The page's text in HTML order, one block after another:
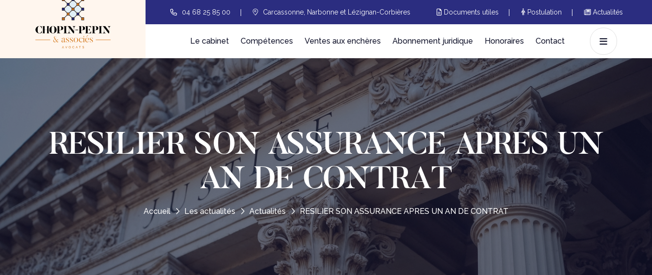
04 68 25 85 00 Carcassonne, Narbonne et Lézignan-Corbières Documents utiles Postulation Actualités
Le cabinet Compétences Ventes aux enchères Abonnement juridique Honoraires Contact
RESILIER SON ASSURANCE APRES UN
AN DE CONTRAT
Accueil Les actualités Actualités RESILIER SON ASSURANCE APRES UN AN DE CONTRAT